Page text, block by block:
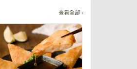
查看全部 ›